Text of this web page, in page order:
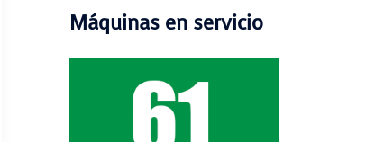
Máquinas en servicio